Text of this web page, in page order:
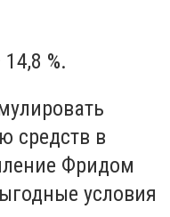
%.
средств в
Фридом
условия